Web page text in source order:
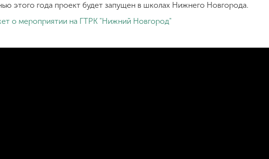
этого года проект будет запущен в школах Нижнего Новгорода.
о мероприятии на ГТРК "Нижний Новгород"